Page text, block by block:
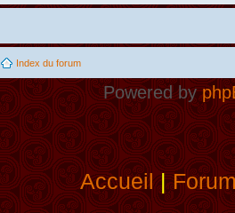
Index du forum
Powered by
Accueil|